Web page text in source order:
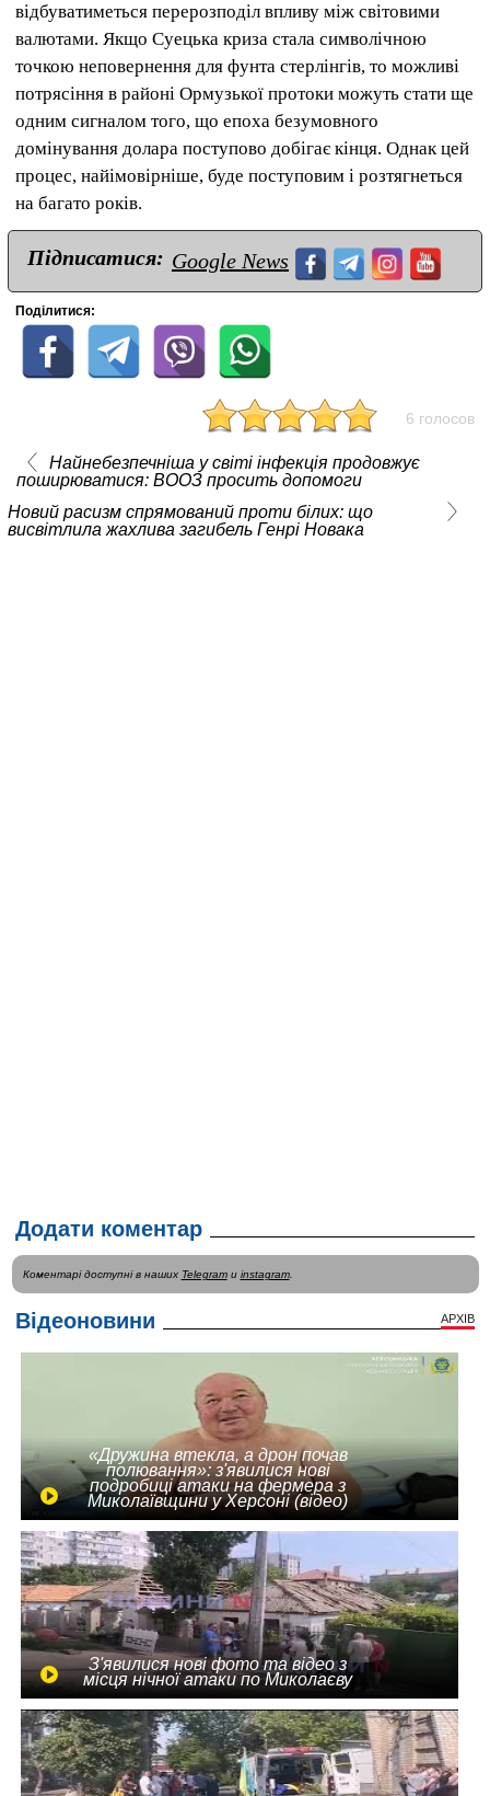
відбуватиметься перерозподіл впливу між світовими
валютами. Якщо Суецька криза стала символічною
точкою неповернення для фунта стерлінгів, то можливі
потрясіння в районі Ормузької протоки можуть стати ще
одним сигналом того, що епоха безумовного
домінування долара поступово добігає кінця. Однак цей
процес, найімовірніше, буде поступовим і розтягнеться
на багато років.
Підписатися: Google News
Поділитися:
6 голосов
Найнебезпечніша у світі інфекція продовжує
поширюватися: ВООЗ просить допомоги
Новий расизм спрямований проти білих: що
висвітлила жахлива загибель Генрі Новака
Додати коментар
Коментарі доступні в наших Telegramи instagram.
Відеоновини АРХІВ
«Дружина втекла, а дрон почав
полювання»: з'явилися нові
подробиці атаки на фермера з
Миколаївщини у Херсоні (відео)
З'явилися нові фото та відео з
місця нічної атаки по Миколаєву